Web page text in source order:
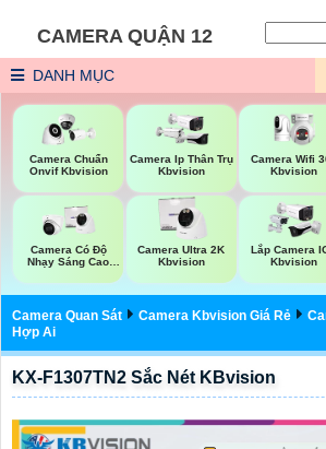
CAMERA QUẬN 12
DANH MỤC
Camera Chuẩn
Onvif Kbvision
Camera Ip Thân Trụ
Kbvision
Camera Wifi
Kbvision
Camera Có Độ
Nhạy Sáng Cao
Camera Ultra 2K
Kbvision
Lắp Camera
Kbvision
Camera Quan Sát Camera Kbvision Giá Rẻ
Hợp Ai
KX-F1307TN2 Sắc Nét KBvision